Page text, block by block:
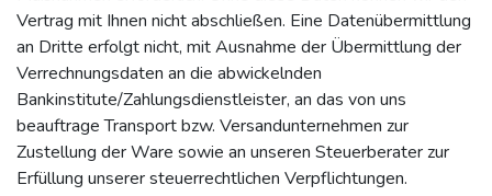
Vertrag mit Ihnen nicht abschließen. Eine Datenübermittlung
an Dritte erfolgt nicht, mit Ausnahme der Übermittlung der
Verrechnungsdaten an die abwickelnden
Bankinstitute/Zahlungsdienstleister, an das von uns
beauftrage Transport bzw. Versandunternehmen zur
Zustellung der Ware sowie an unseren Steuerberater zur
Erfüllung unserer steuerrechtlichen Verpflichtungen.